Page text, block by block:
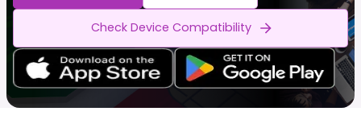
Check Device Compatibility